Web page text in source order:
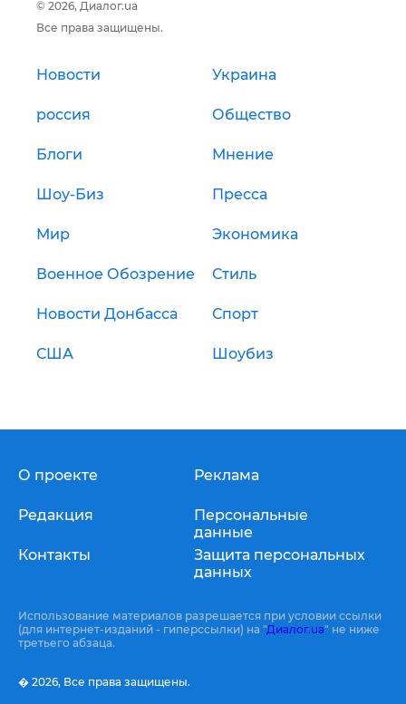
© 2026, Диалог.ua
Все права защищены.
Новости Украина
россия Общество
Блоги Мнение
Шоу-Биз Пресса
Мир Экономика
Военное Обозрение Стиль
Новости Донбасса Спорт
США Шоубиз
О проекте
Редакция
Контакты
Реклама
Персональные
данные
Защита персональных
данных
Использование материалов разрешается при условии ссылки
(для интернет-изданий - гиперссылки) на "Диалог.ua" не ниже
третьего абзаца.
� 2026, Все права защищены.